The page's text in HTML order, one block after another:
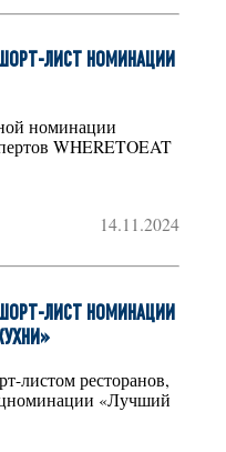
ШОРТ-ЛИСТ НОМИНАЦИИ
номинации
WHERETOEAT
14.11.2024
ШОРТ-ЛИСТ НОМИНАЦИИ
листом ресторанов,
«Лучший